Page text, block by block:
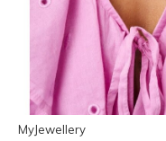
MyJewellery